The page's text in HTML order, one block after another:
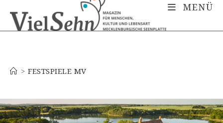
MENÜ
> FESTSPIELE MV